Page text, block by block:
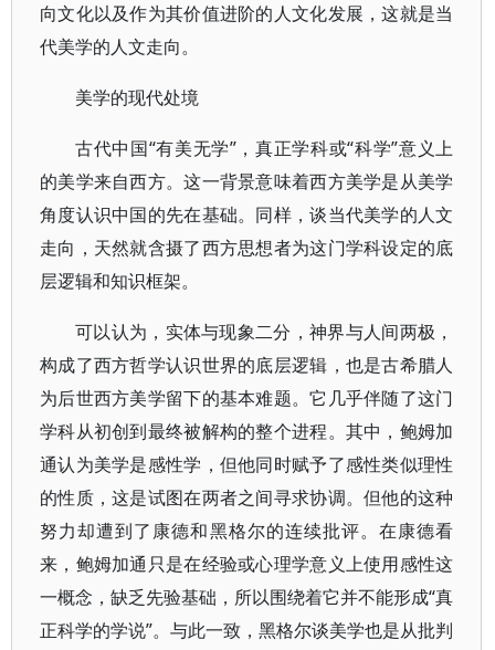
向文化以及作为其价值进阶的人文化发展，这就是当
代美学的人文走向。
美学的现代处境
古代中国“有美无学”，真正学科或“科学”意义上
的美学来自西方。这一背景意味着西方美学是从美学
角度认识中国的先在基础。同样，谈当代美学的人文
走向，天然就含摄了西方思想者为这门学科设定的底
层逻辑和知识框架。
可以认为，实体与现象二分，神界与人间两极，
构成了西方哲学认识世界的底层逻辑，也是古希腊人
为后世西方美学留下的基本难题。它几乎伴随了这门
学科从初创到最终被解构的整个进程。其中，鲍姆加
通认为美学是感性学，但他同时赋予了感性类似理性
的性质，这是试图在两者之间寻求协调。但他的这种
努力却遭到了康德和黑格尔的连续批评。在康德看
来，鲍姆加通只是在经验或心理学意义上使用感性这
一概念，缺乏先验基础，所以围绕着它并不能形成“真
正科学的学说”。与此一致，黑格尔谈美学也是从批判